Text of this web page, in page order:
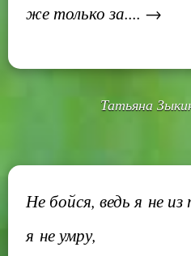
же только за.... →
Татьяна
Не бойся, ведь я не
я не умру,